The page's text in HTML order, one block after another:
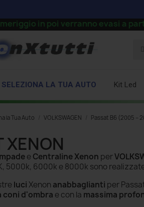
in poi verranno evasi a partire
SELEZIONA LA TUA AUTO Kit Led
la Tua Auto VOLKSWAGEN Passat B6 (2005 –
XENON
e Centraline Xenon per
5000k, 6000k e 8000k sono
luciXenon anabbaglianti per
coni d'ombra e con la massima